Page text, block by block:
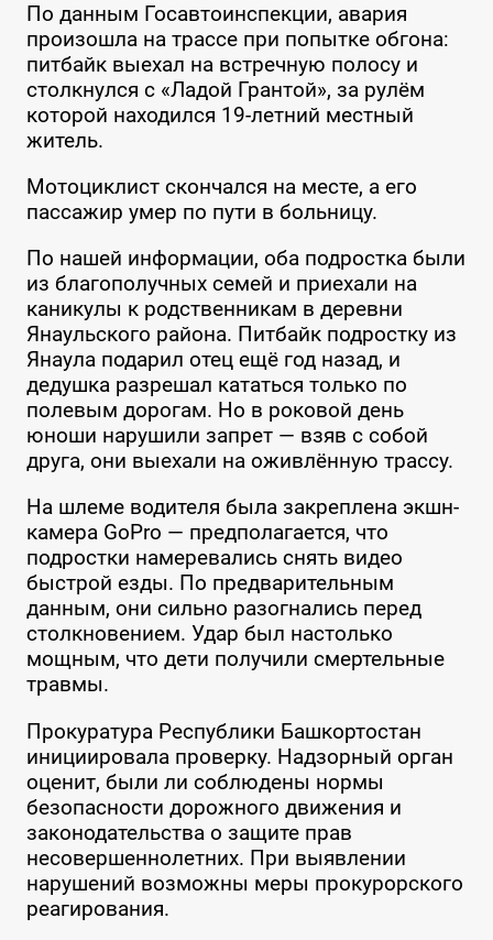
По данным Госавтоинспекции, авария
произошла на трассе при попытке обгона:
питбайк выехал на встречную полосу и
столкнулся с «Ладой Грантой», за рулём
которой находился 19-летний местный
житель.
Мотоциклист скончался на месте, а его
пассажир умер по пути в больницу.
По нашей информации, оба подростка были
из благополучных семей и приехали на
каникулы к родственникам в деревни
Янаульского района. Питбайк подростку из
Янаула подарил отец ещё год назад, и
дедушка разрешал кататься только по
полевым дорогам. Но в роковой день
юноши нарушили запрет — взяв с собой
друга, они выехали на оживлённую трассу.
На шлеме водителя была закреплена экшн-
камера GoPro — предполагается, что
подростки намеревались снять видео
быстрой езды. По предварительным
данным, они сильно разогнались перед
столкновением. Удар был настолько
мощным, что дети получили смертельные
травмы.
Прокуратура Республики Башкортостан
инициировала проверку. Надзорный орган
оценит, были ли соблюдены нормы
безопасности дорожного движения и
законодательства о защите прав
несовершеннолетних. При выявлении
нарушений возможны меры прокурорского
реагирования.